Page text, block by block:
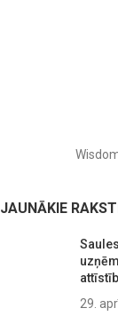
JAUNĀKIE
29.